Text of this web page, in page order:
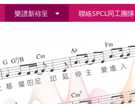
樂譜新祢呈 聯絡SPCL同工團隊